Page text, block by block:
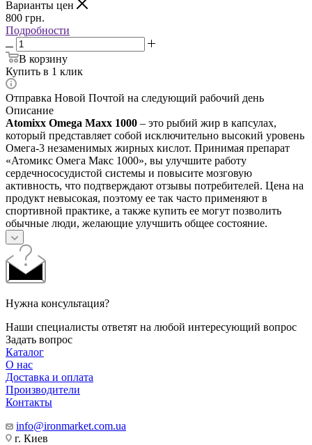
Варианты цен
800 грн.
Подробности
В корзину
Купить в 1 клик
Отправка Новой Почтой на следующий рабочий день
Описание
Atomixx Omega Maxx 1000 – это рыбий жир в капсулах,
который представляет собой исключительно высокий уровень
Омега-3 незаменимых жирных кислот. Принимая препарат
«Атомикс Омега Макс 1000», вы улучшите работу
сердечнососудистой системы и повысите мозговую
активность, что подтверждают отзывы потребителей. Цена на
продукт невысокая, поэтому ее так часто применяют в
спортивной практике, а также купить ее могут позволить
обычные люди, желающие улучшить общее состояние.
Нужна консультация?
Наши специалисты ответят на любой интересующий вопрос
Задать вопрос
Каталог
О нас
Доставка и оплата
Производители
Контакты
info@ironmarket.com.ua
г. Киев